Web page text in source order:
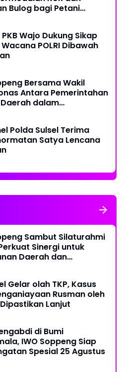
Bulog bagi Petani
Wajo Dukung Sikap
POLRI Dibawah
Bersama Wakil
Antara Pemerintahan
dalam
Polda Sulsel Terima
Satya Lencana
Sambut Silaturahmi
Sinergi untuk
Daerah dan
Gelar olah TKP, Kasus
Rusman oleh
Lanjut
di Bumi
IWO Soppeng Siap
Spesial 25 Agustus